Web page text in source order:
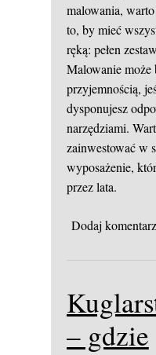
malowania,
to, by mieć
ręką: pełen
Malowanie może
przyjemnością,
dysponujesz
narzędziami.
zainwestować w
wyposażenie,
przez lata.
Dodaj komentarz
– gdzie